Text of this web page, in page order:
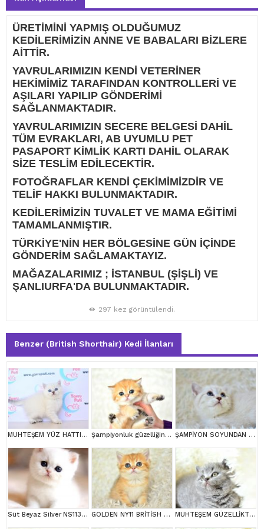
ÜRETİMİNİ YAPMIŞ OLDUĞUMUZ
KEDİLERİMİZİN ANNE VE BABALARI BİZLERE
AİTTİR.
YAVRULARIMIZIN KENDİ VETERİNER
HEKİMİMİZ TARAFINDAN KONTROLLERİ VE
AŞILARI YAPILIP GÖNDERİMİ
SAĞLANMAKTADIR.
YAVRULARIMIZIN SECERE BELGESİ DAHİL
TÜM EVRAKLARI, AB UYUMLU PET
PASAPORT KİMLİK KARTI DAHİL OLARAK
SİZE TESLİM EDİLECEKTİR.
FOTOĞRAFLAR KENDİ ÇEKİMİMİZDİR VE
TELİF HAKKI BULUNMAKTADIR.
KEDİLERİMİZİN TUVALET VE MAMA EĞİTİMİ
TAMAMLANMIŞTIR.
TÜRKİYE'NİN HER BÖLGESİNE GÜN İÇİNDE
GÖNDERİM SAĞLAMAKTAYIZ.
MAĞAZALARIMIZ ; İSTANBUL (ŞİŞLİ) VE
ŞANLIURFA'DA BULUNMAKTADIR.
297 kez görüntülendi.
Benzer (British Shorthair) Kedi İlanları
MUHTEŞEM YÜZ HATTI SİLVER BRİTİSH SHORTHAİRNS1133 Şampiyonluk güzelliğinde ny11 golden british shorthair ŞAMPİYON SOYUNDAN LYNX BRİTİSH SHORTHAİR
Süt Beyaz Silver NS1133 British Shorthair GOLDEN NY11 BRİTİSH SHORTHAİR YAVRUMUZ MUHTEŞEM GÜZELLİKTE GRİ BRİTİSH